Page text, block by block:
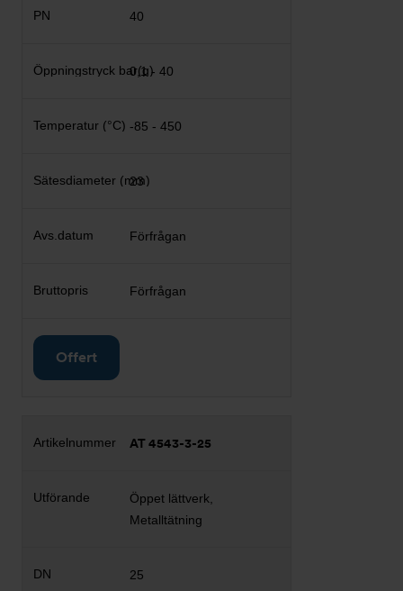
40
0,1 - 40
-85 - 450
23
Förfrågan
Förfrågan
Offert
AT 4543-3-25
Öppet lättverk,
Metalltätning
25